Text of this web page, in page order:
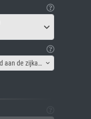
Canvas lijst - Afbeelding gespiegeld aan de zijkant